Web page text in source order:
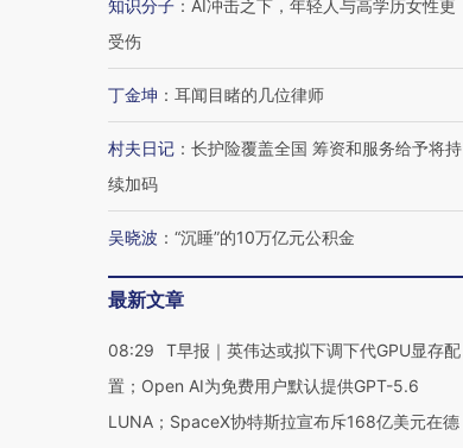
知识分子 ： AI冲击之下，年轻人与高学历女性更
受伤
丁金坤 ： 耳闻目睹的几位律师
村夫日记 ： 长护险覆盖全国 筹资和服务给予将持
续加码
吴晓波 ： “沉睡”的10万亿元公积金
最新文章
08:29
T早报｜英伟达或拟下调下代GPU显存配
置；Open AI为免费用户默认提供GPT-5.6
LUNA；SpaceX协特斯拉宣布斥168亿美元在德